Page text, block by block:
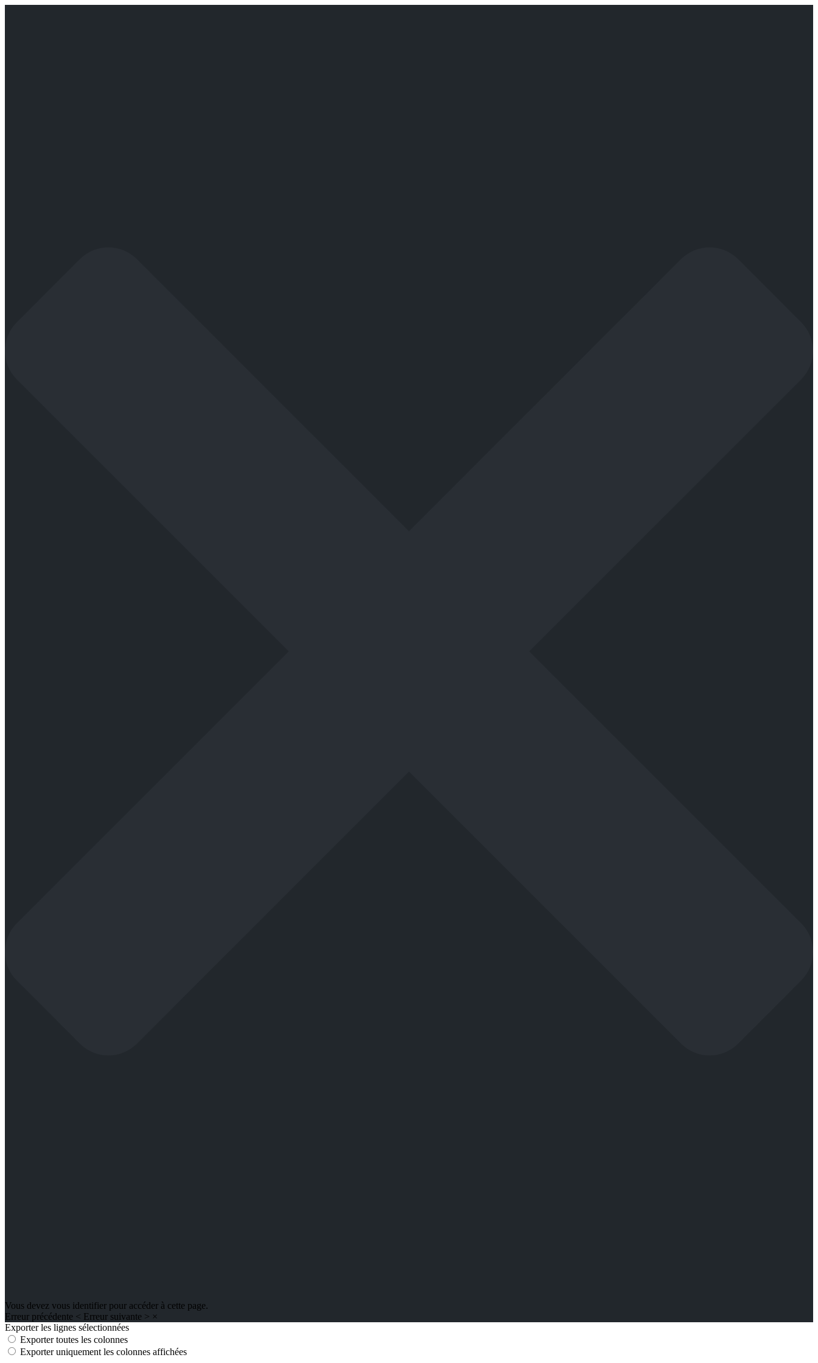
Vous devez vous identifier pour accéder à cette page.
Erreur précédente < Erreur suivante > ×
Exporter les lignes sélectionnées
Exporter toutes les colonnes
Exporter uniquement les colonnes affichées